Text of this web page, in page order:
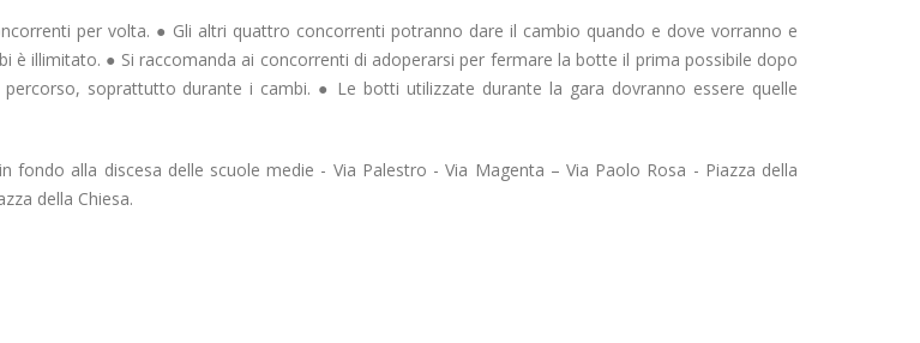
per volta. ● Gli altri quattro concorrenti potranno dare il cambio quando e dove vorranno e
illimitato. ● Si raccomanda ai concorrenti di adoperarsi per fermare la botte il prima possibile dopo
soprattutto durante i cambi. ● Le botti utilizzate durante la gara dovranno essere quelle
fondo alla discesa delle scuole medie - Via Palestro - Via Magenta – Via Paolo Rosa - Piazza della
della Chiesa.